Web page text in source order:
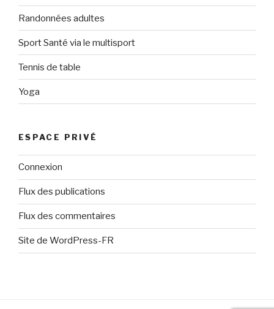
Randonnées adultes
Sport Santé via le multisport
Tennis de table
Yoga
ESPACE PRIVÉ
Connexion
Flux des publications
Flux des commentaires
Site de WordPress-FR